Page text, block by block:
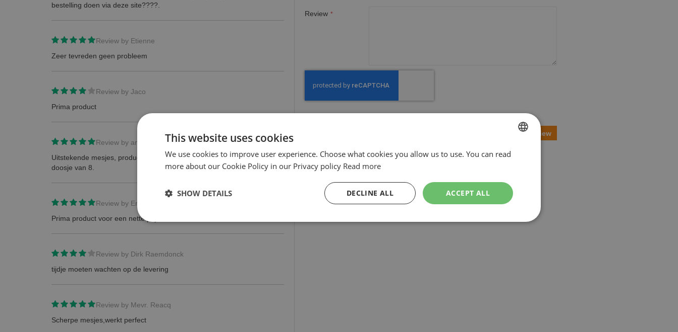
bestelling doen via deze site????.
Review by Etienne
Zeer tevreden geen probleem
Review by Jaco
Prima product
Review by anoniem
Uitstekende mesjes, product werd geleverd in doosje van 4 en een
doosje van 8.
Review by Erwin Hoeder
Prima product voor een nette prijs
Review by Dirk Raemdonck
tijdje moeten wachten op de levering
Review by Mevr. Reacq
Scherpe mesjes,werkt perfect
Review
Submit Review
DUTCH
This website uses cookies
We use cookies to improve user experience. Choose what cookies you allow us to use. You can read
more about our Cookie Policy in our Privacy policy Read more
ACCEPT ALL
DECLINE ALL
SHOW DETAILS